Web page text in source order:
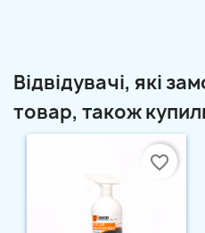
Відвідувачі, які
товар, також
favorite_border